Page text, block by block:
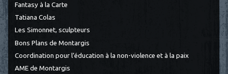
Fantasy à la Carte
Tatiana Colas
Les Simonnet, sculpteurs
Bons Plans de Montargis
Coordination pour l’éducation à la non-violence et à la paix
AME de Montargis